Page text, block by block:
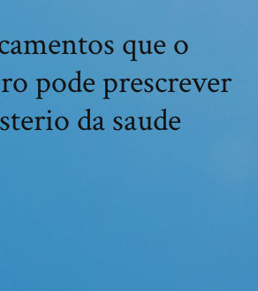
que o
pode prescrever
da saude